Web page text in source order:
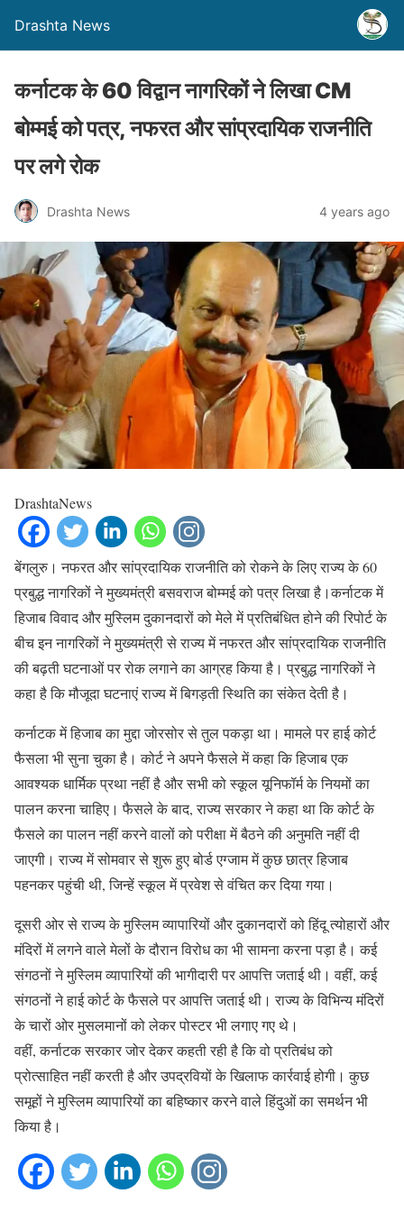
Drashta News
कर्नाटक के 60 विद्वान नागरिकों ने लिखा CM
बोम्मई को पत्र, नफरत और सांप्रदायिक राजनीति
पर लगे रोक
Drashta News 4 years ago
DrashtaNews
बेंगलुरु। नफरत और सांप्रदायिक राजनीति को रोकने के लिए राज्य के 60
प्रबुद्ध नागरिकों ने मुख्यमंत्री बसवराज बोम्मई को पत्र लिखा है।कर्नाटक में
हिजाब विवाद और मुस्लिम दुकानदारों को मेले में प्रतिबंधित होने की रिपोर्ट के
बीच इन नागरिकों ने मुख्यमंत्री से राज्य में नफरत और सांप्रदायिक राजनीति
की बढ़ती घटनाओं पर रोक लगाने का आग्रह किया है। प्रबुद्ध नागरिकों ने
कहा है कि मौजूदा घटनाएं राज्य में बिगड़ती स्थिति का संकेत देती है।
कर्नाटक में हिजाब का मुद्दा जोरसोर से तुल पकड़ा था। मामले पर हाई कोर्ट
फैसला भी सुना चुका है। कोर्ट ने अपने फैसले में कहा कि हिजाब एक
आवश्यक धार्मिक प्रथा नहीं है और सभी को स्कूल यूनिफॉर्म के नियमों का
पालन करना चाहिए। फैसले के बाद, राज्य सरकार ने कहा था कि कोर्ट के
फैसले का पालन नहीं करने वालों को परीक्षा में बैठने की अनुमति नहीं दी
जाएगी। राज्य में सोमवार से शुरू हुए बोर्ड एग्जाम में कुछ छात्र हिजाब
पहनकर पहुंची थी, जिन्हें स्कूल में प्रवेश से वंचित कर दिया गया।
दूसरी ओर से राज्य के मुस्लिम व्यापारियों और दुकानदारों को हिंदू त्योहारों और
मंदिरों में लगने वाले मेलों के दौरान विरोध का भी सामना करना पड़ा है। कई
संगठनों ने मुस्लिम व्यापारियों की भागीदारी पर आपत्ति जताई थी। वहीं, कई
संगठनों ने हाई कोर्ट के फैसले पर आपत्ति जताई थी। राज्य के विभिन्य मंदिरों
के चारों ओर मुसलमानों को लेकर पोस्टर भी लगाए गए थे।
वहीं, कर्नाटक सरकार जोर देकर कहती रही है कि वो प्रतिबंध को
प्रोत्साहित नहीं करती है और उपद्रवियों के खिलाफ कार्रवाई होगी। कुछ
समूहों ने मुस्लिम व्यापारियों का बहिष्कार करने वाले हिंदुओं का समर्थन भी
किया है।